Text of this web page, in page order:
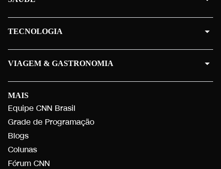
MAIS
Equipe CNN Brasil
Grade de Programação
Blogs
Colunas
Fórum CNN
TECNOLOGIA
VIAGEM & GASTRONOMIA